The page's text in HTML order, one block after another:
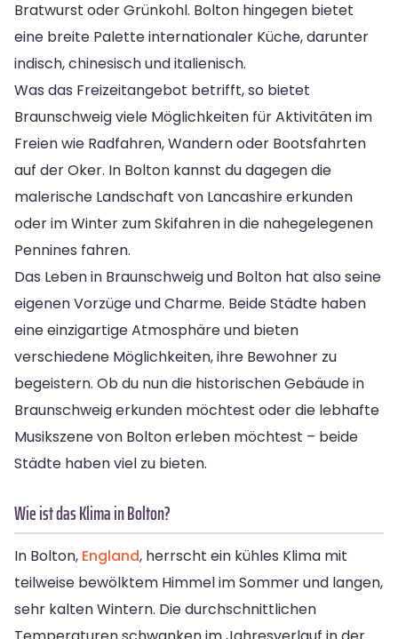
Bratwurst oder Grünkohl. Bolton hingegen bietet
eine breite Palette internationaler Küche, darunter
indisch, chinesisch und italienisch.
Was das Freizeitangebot betrifft, so bietet
Braunschweig viele Möglichkeiten für Aktivitäten im
Freien wie Radfahren, Wandern oder Bootsfahrten
auf der Oker. In Bolton kannst du dagegen die
malerische Landschaft von Lancashire erkunden
oder im Winter zum Skifahren in die nahegelegenen
Pennines fahren.
Das Leben in Braunschweig und Bolton hat also seine
eigenen Vorzüge und Charme. Beide Städte haben
eine einzigartige Atmosphäre und bieten
verschiedene Möglichkeiten, ihre Bewohner zu
begeistern. Ob du nun die historischen Gebäude in
Braunschweig erkunden möchtest oder die lebhafte
Musikszene von Bolton erleben möchtest – beide
Städte haben viel zu bieten.
Wie ist das Klima in Bolton?
In Bolton, England, herrscht ein kühles Klima mit
teilweise bewölktem Himmel im Sommer und langen,
sehr kalten Wintern. Die durchschnittlichen